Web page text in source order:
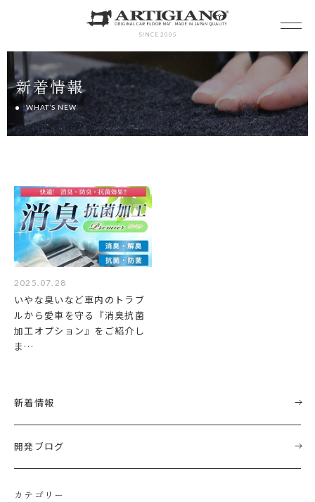
SINCE 2005
新着情報
WHAT’S NEW
2025.07.28
いやな臭いなど車内のトラブ
ルから愛車を守る『消臭抗菌
加工オプション』をご紹介し
ま…
新着情報
開発ブログ
カテゴリー